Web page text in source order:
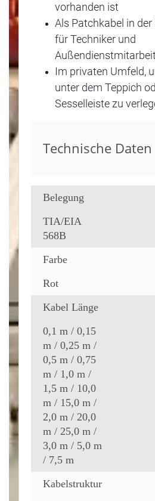
vorhanden ist
Als Patchkabel in
für Techniker und
Im privaten Umfeld,
unter dem Teppich
Sesselleiste zu
Technische Daten
Belegung
TIA/EIA
568B
Farbe
Rot
Kabel Länge
0,1 m / 0,15
m / 0,25 m /
0,5 m / 0,75
m / 1,0 m /
1,5 m / 10,0
m / 15,0 m /
2,0 m / 20,0
m / 25,0 m /
3,0 m / 5,0 m
/ 7,5 m
Kabelstruktur